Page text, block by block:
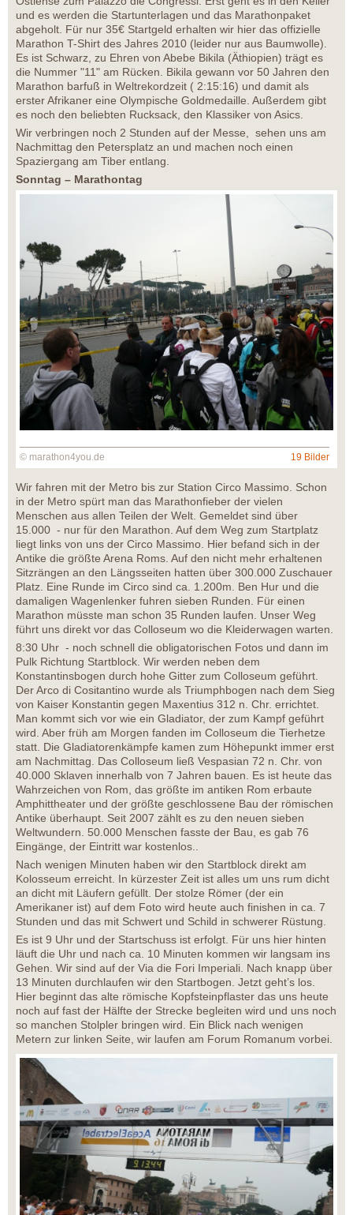
und es werden die Startunterlagen und das Marathonpaket
abgeholt. Für nur 35€ Startgeld erhalten wir hier das offizielle
Marathon T-Shirt des Jahres 2010 (leider nur aus Baumwolle).
Es ist Schwarz, zu Ehren von Abebe Bikila (Äthiopien) trägt es
die Nummer "11" am Rücken. Bikila gewann vor 50 Jahren den
Marathon barfuß in Weltrekordzeit ( 2:15:16) und damit als
erster Afrikaner eine Olympische Goldmedaille. Außerdem gibt
es noch den beliebten Rucksack, den Klassiker von Asics.
Wir verbringen noch 2 Stunden auf der Messe, sehen uns am
Nachmittag den Petersplatz an und machen noch einen
Spaziergang am Tiber entlang.
Sonntag – Marathontag
© marathon4you.de 19 Bilder
Wir fahren mit der Metro bis zur Station Circo Massimo. Schon
in der Metro spürt man das Marathonfieber der vielen
Menschen aus allen Teilen der Welt. Gemeldet sind über
15.000 - nur für den Marathon. Auf dem Weg zum Startplatz
liegt links von uns der Circo Massimo. Hier befand sich in der
Antike die größte Arena Roms. Auf den nicht mehr erhaltenen
Sitzrängen an den Längsseiten hatten über 300.000 Zuschauer
Platz. Eine Runde im Circo sind ca. 1.200m. Ben Hur und die
damaligen Wagenlenker fuhren sieben Runden. Für einen
Marathon müsste man schon 35 Runden laufen. Unser Weg
führt uns direkt vor das Colloseum wo die Kleiderwagen warten.
8:30 Uhr - noch schnell die obligatorischen Fotos und dann im
Pulk Richtung Startblock. Wir werden neben dem
Konstantinsbogen durch hohe Gitter zum Colloseum geführt.
Der Arco di Cositantino wurde als Triumphbogen nach dem Sieg
von Kaiser Konstantin gegen Maxentius 312 n. Chr. errichtet.
Man kommt sich vor wie ein Gladiator, der zum Kampf geführt
wird. Aber früh am Morgen fanden im Colloseum die Tierhetze
statt. Die Gladiatorenkämpfe kamen zum Höhepunkt immer erst
am Nachmittag. Das Colloseum ließ Vespasian 72 n. Chr. von
40.000 Sklaven innerhalb von 7 Jahren bauen. Es ist heute das
Wahrzeichen von Rom, das größte im antiken Rom erbaute
Amphittheater und der größte geschlossene Bau der römischen
Antike überhaupt. Seit 2007 zählt es zu den neuen sieben
Weltwundern. 50.000 Menschen fasste der Bau, es gab 76
Eingänge, der Eintritt war kostenlos..
Nach wenigen Minuten haben wir den Startblock direkt am
Kolosseum erreicht. In kürzester Zeit ist alles um uns rum dicht
an dicht mit Läufern gefüllt. Der stolze Römer (der ein
Amerikaner ist) auf dem Foto wird heute auch finishen in ca. 7
Stunden und das mit Schwert und Schild in schwerer Rüstung.
Es ist 9 Uhr und der Startschuss ist erfolgt. Für uns hier hinten
läuft die Uhr und nach ca. 10 Minuten kommen wir langsam ins
Gehen. Wir sind auf der Via die Fori Imperiali. Nach knapp über
13 Minuten durchlaufen wir den Startbogen. Jetzt geht’s los.
Hier beginnt das alte römische Kopfsteinpflaster das uns heute
noch auf fast der Hälfte der Strecke begleiten wird und uns noch
so manchen Stolpler bringen wird. Ein Blick nach wenigen
Metern zur linken Seite, wir laufen am Forum Romanum vorbei.